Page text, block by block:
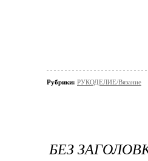
Рубрики: РУКОДЕЛИЕ/Вязание
БЕЗ